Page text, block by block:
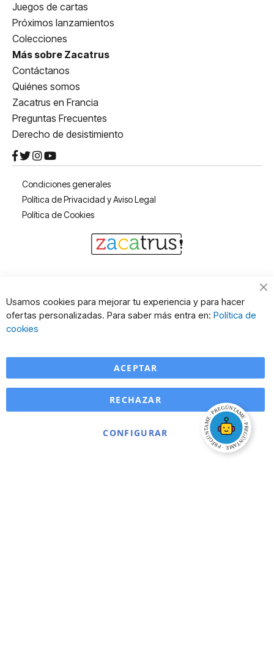
Juegos de cartas
Próximos lanzamientos
Colecciones
Más sobre Zacatrus
Contáctanos
Quiénes somos
Zacatrus en Francia
Preguntas Frecuentes
Derecho de desistimiento
Condiciones generales
Política de Privacidad y Aviso Legal
Política de Cookies
Usamos cookies para mejorar tu experiencia y para hacer
ofertas personalizadas. Para saber más entra en: Política de
cookies
ACEPTAR
CONFIGURAR
RECHAZAR